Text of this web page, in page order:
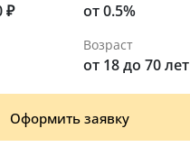
₽ от 0.5%
Возраст
от 18 до 70 лет
Оформить заявку